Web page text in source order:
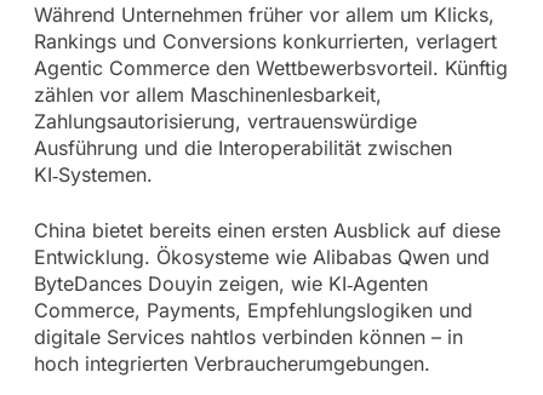
Während Unternehmen früher vor allem um Klicks,
Rankings und Conversions konkurrierten, verlagert
Agentic Commerce den Wettbewerbsvorteil. Künftig
zählen vor allem Maschinenlesbarkeit,
Zahlungsautorisierung, vertrauenswürdige
Ausführung und die Interoperabilität zwischen
KI‑Systemen.
China bietet bereits einen ersten Ausblick auf diese
Entwicklung. Ökosysteme wie Alibabas Qwen und
ByteDances Douyin zeigen, wie KI‑Agenten
Commerce, Payments, Empfehlungslogiken und
digitale Services nahtlos verbinden können – in
hoch integrierten Verbraucherumgebungen.